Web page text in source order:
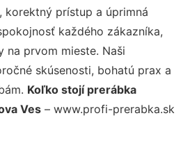
korektný prístup a úprimná
každého zákazníka,
na prvom mieste. Naši
skúsenosti, bohatú prax a
Koľko stojí prerábka
Ves – www.profi-prerabka.sk